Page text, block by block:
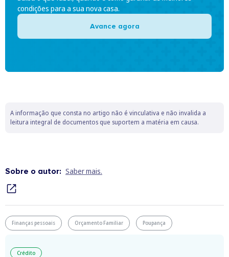
condições para a sua nova casa.
Avance agora
A informação que consta no artigo não é vinculativa e não invalida a
leitura integral de documentos que suportem a matéria em causa.
Sobre o autor: Saber mais.
Finanças pessoais Orçamento Familiar Poupança
Crédito